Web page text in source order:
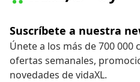
Suscríbete a nuestra
Únete a los más de 700
ofertas semanales,
novedades de vidaXL.